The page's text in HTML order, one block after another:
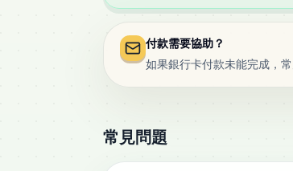
付款需要協助？
如果銀行卡付款未能完成，
常見問題